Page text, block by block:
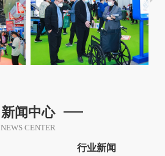
新闻中心
NEWS CENTER
行业新闻